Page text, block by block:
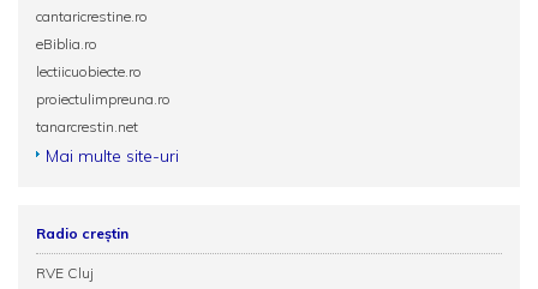
cantaricrestine.ro
eBiblia.ro
lectiicuobiecte.ro
proiectulimpreuna.ro
tanarcrestin.net
Mai multe site-uri
Radio creștin
RVE Cluj